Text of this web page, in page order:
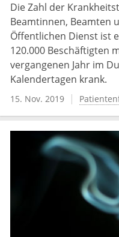
Die Zahl der
Beamtinnen, Beamten
Öffentlichen Dienst ist
120.000 Beschäftigten
vergangenen Jahr im
Kalendertagen krank.
15. Nov. 2019